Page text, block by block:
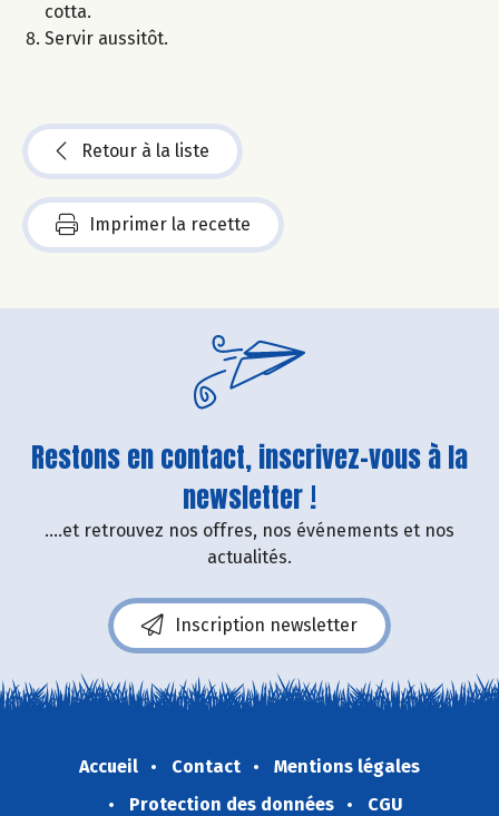
cotta.
Servir aussitôt.
Retour à la liste
Imprimer la recette
Restons en contact, inscrivez-vous à la
newsletter !
....et retrouvez nos offres, nos événements et nos
actualités.
Inscription newsletter
Accueil Contact
Mentions légales
Protection des données
CGU